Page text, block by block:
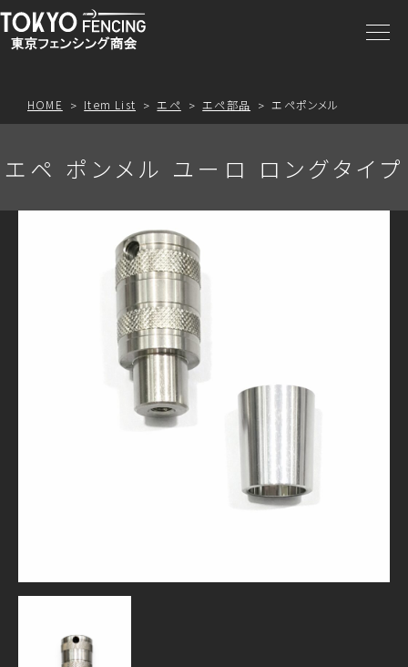
商品一覧
お問合わせ
HOME Item List エペ エペ部品 エペポンメル
エペ ポンメル ユーロ ロングタイプ